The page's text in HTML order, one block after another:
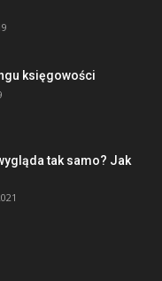
księgowości
tak samo? Jak